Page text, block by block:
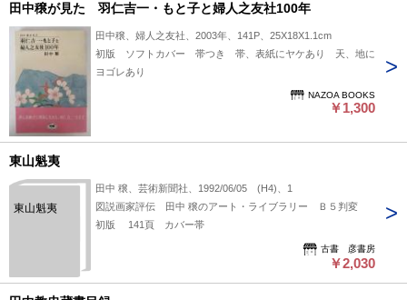
田中穣が見た 羽仁吉一・もと子と婦人之友社100年
田中穣、婦人之友社、2003年、141P、25X18X1.1cm
初版 ソフトカバー 帯つき 帯、表紙にヤケあり 天、地に
ヨゴレあり
NAZOA BOOKS
￥1,300
東山魁夷
東山魁夷
田中 穣、芸術新聞社、1992/06/05 (H4)、1
図説画家評伝 田中 穣のアート・ライブラリー Ｂ５判変
初版 141頁 カバー帯
古書 彦書房
￥2,030